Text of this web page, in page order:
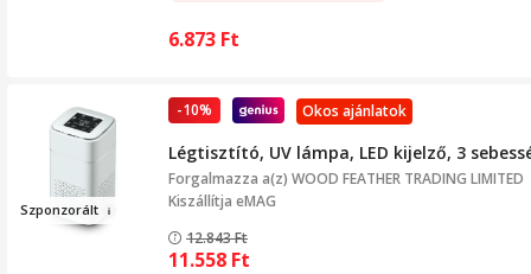
6.873 Ft
Szponzorált
Okos ajánlatok
-10%
Légtisztító, UV lámpa, LED kijelző, 3
Forgalmazza a(z) WOOD FEATHER TRADING LIMITED
Kiszállítja eMAG
12.843Ft
11.558 Ft